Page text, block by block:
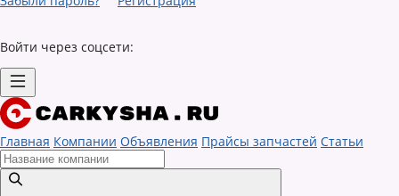
Войти через соцсети:
Главная Компании Объявления Прайсы запчастей Статьи